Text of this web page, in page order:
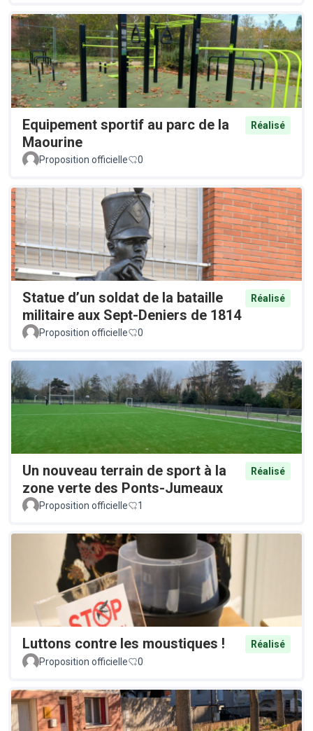
Equipement sportif au parc de la
Maourine
Réalisé
Proposition officielle 0
Statue d’un soldat de la bataille
militaire aux Sept-Deniers de 1814
Réalisé
Proposition officielle 0
Un nouveau terrain de sport à la
zone verte des Ponts-Jumeaux
Réalisé
Proposition officielle 1
Luttons contre les moustiques !
Réalisé
Proposition officielle
0